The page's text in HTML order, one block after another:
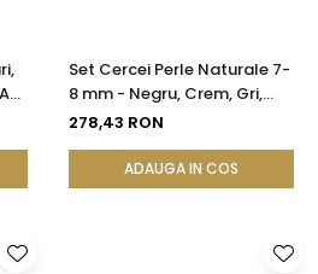
Set Cercei Perle Naturale 7-
8 mm - Negru, Crem, Gri,
Lavandă - Argint 925 |
278,43 RON
ADAUGA IN COS